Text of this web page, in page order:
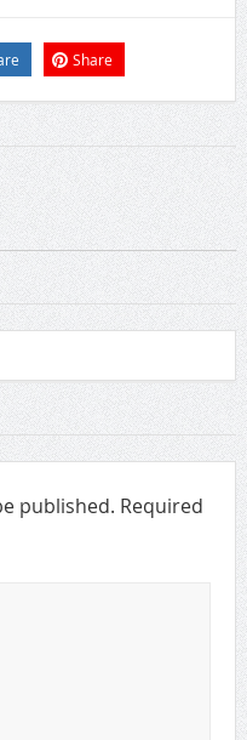
Share
published. Required